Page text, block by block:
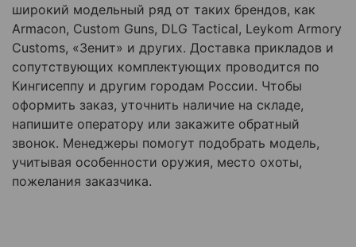
широкий модельный ряд от таких брендов, как
Armacon, Custom Guns, DLG Tactical, Leykom Armory
Customs, «Зенит» и других. Доставка прикладов и
сопутствующих комплектующих проводится по
Кингисеппу и другим городам России. Чтобы
оформить заказ, уточнить наличие на складе,
напишите оператору или закажите обратный
звонок. Менеджеры помогут подобрать модель,
учитывая особенности оружия, место охоты,
пожелания заказчика.